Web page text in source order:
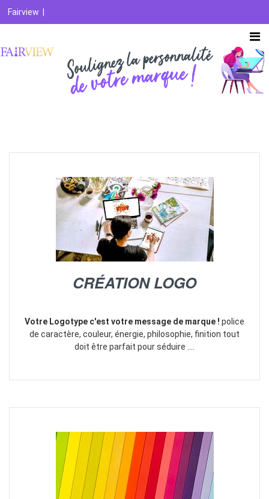
Fairview
CRÉATION LOGO
Votre Logotype c'est votre message de marque ! police
de caractère, couleur, énergie, philosophie, finition tout
doit être parfait pour séduire ....